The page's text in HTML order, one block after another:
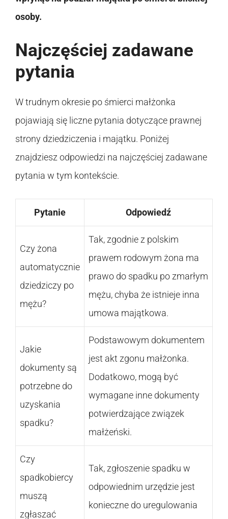
osoby.
Najczęściej zadawane
pytania
W trudnym okresie po śmierci małżonka
pojawiają się liczne pytania dotyczące prawnej
strony dziedziczenia i majątku. Poniżej
znajdziesz odpowiedzi na najczęściej zadawane
pytania w tym kontekście.
Pytanie Odpowiedź
Czy żona
automatycznie
dziedziczy po
mężu?
Tak, zgodnie z polskim
prawem rodowym żona ma
prawo do spadku po zmarłym
mężu, chyba że istnieje inna
umowa majątkowa.
Jakie
dokumenty są
potrzebne do
uzyskania
spadku?
Podstawowym dokumentem
jest akt zgonu małżonka.
Dodatkowo, mogą być
wymagane inne dokumenty
potwierdzające związek
małżeński.
Czy
spadkobiercy
muszą
zgłaszać
Tak, zgłoszenie spadku w
odpowiednim urzędzie jest
konieczne do uregulowania